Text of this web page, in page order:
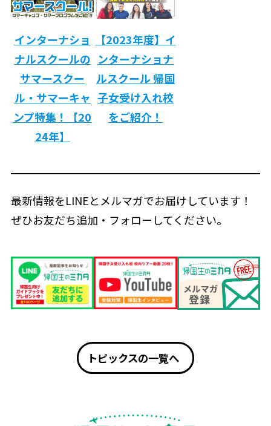
インターナショ
ナルスクールの
サマースクー
ル・サマーキャ
ンプ特集！【20
24年】
【2023年度】イ
ンターナショナ
ルスクール 帰国
子女受け入れ校
をご紹介！
最新情報をLINEとメルマガでお届けしています！
ぜひお友だち追加・フォローしてください。
トピックスの一覧へ